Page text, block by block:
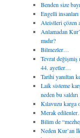
Benden size
Engelli
Ateistleri çözen
Anlamadan
mıdır?
Bilmezler…
Tevrat
44. ayetler…
Tarihi yanıltan
Laik sisteme
neden bu saldırı
Kılavuzu karga
Merak
Bilim de
Neden Kur’an